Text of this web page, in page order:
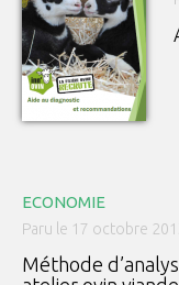
ECONOMIE
Paru le 17 octobre
Méthode